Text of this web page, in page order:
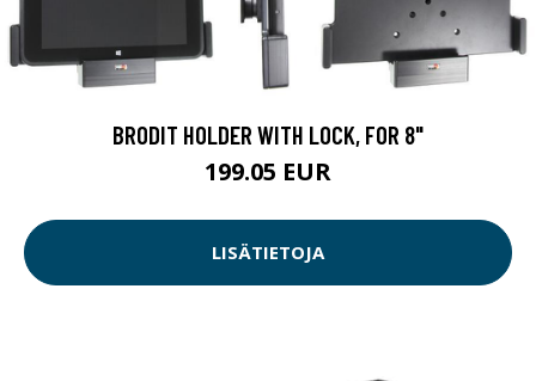
BRODIT HOLDER WITH LOCK, FOR 8"
199.05 EUR
LISÄTIETOJA